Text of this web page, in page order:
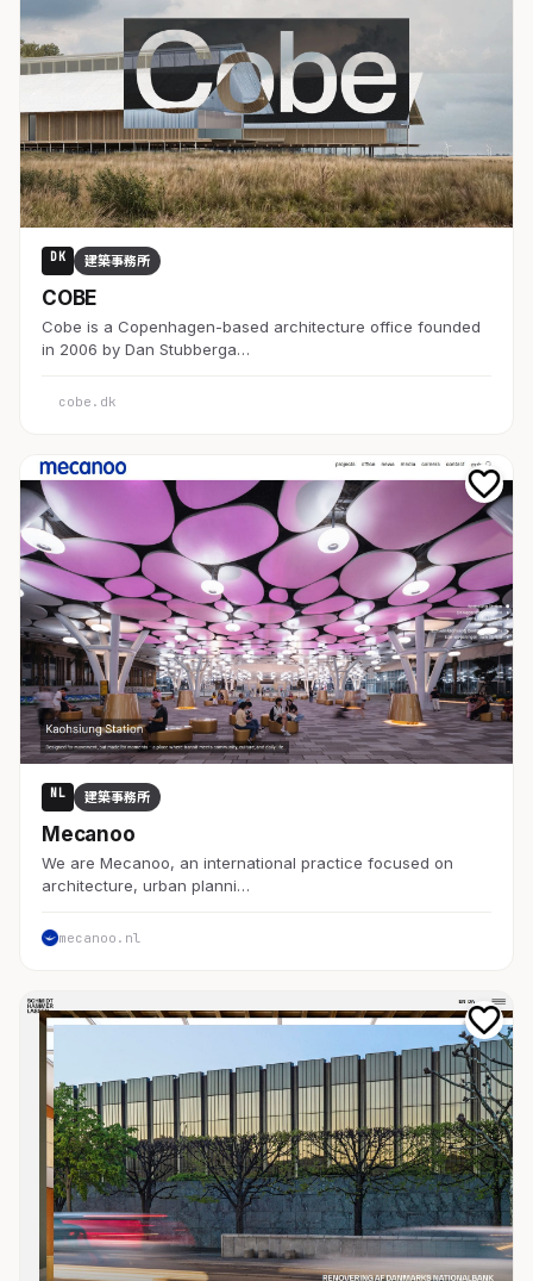
DK 建築事務所
COBE
Cobe is a Copenhagen-based architecture office founded
in 2006 by Dan Stubberga…
cobe.dk
NL 建築事務所
Mecanoo
We are Mecanoo, an international practice focused on
architecture, urban planni…
mecanoo.nl